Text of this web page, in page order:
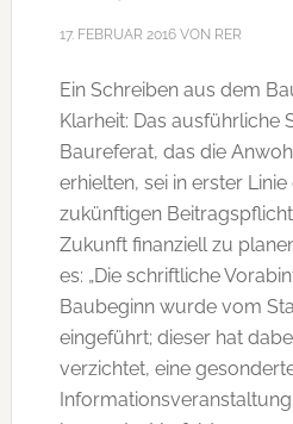
17. FEBRUAR 2016VON RER
Ein Schreiben aus dem
Klarheit: Das ausführliche
Baureferat, das die
erhielten, sei in erster
zukünftigen
Zukunft finanziell zu
es: „Die schriftliche
Baubeginn wurde vom
eingeführt; dieser hat
verzichtet, eine